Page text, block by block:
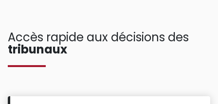
Accès rapide aux décisions des
tribunaux